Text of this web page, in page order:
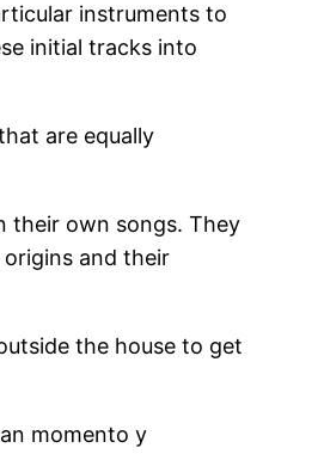
instruments to
initial tracks into
are equally
their own songs. They
and their
the house to get
momento y